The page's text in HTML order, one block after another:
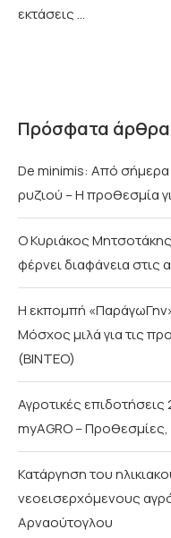
εκτάσεις …
Πρόσφατα άρθρα
De minimis: Από σήμερα
ρυζιού – Η προθεσμία
Ο Κυριάκος
φέρνει διαφάνεια στις
Η εκπομπή
Μόσχος μιλά για τις
(ΒΙΝΤΕΟ)
Αγροτικές επιδοτήσεις
myAGRO –
Κατάργηση του
νεοεισερχόμενους
Αρναούτογλου